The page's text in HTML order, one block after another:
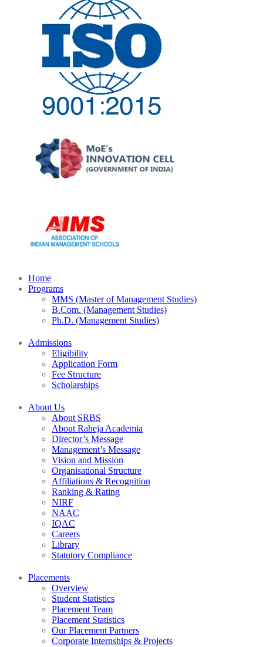
Home
Programs
MMS (Master of Management Studies)
B.Com. (Management Studies)
Ph.D. (Management Studies)
Admissions
Eligibility
Application Form
Fee Structure
Scholarships
About Us
About SRBS
About Raheja Academia
Director’s Message
Management’s Message
Vision and Mission
Organisational Structure
Affiliations & Recognition
Ranking & Rating
NIRF
NAAC
IQAC
Careers
Library
Statutory Compliance
Placements
Overview
Student Statistics
Placement Team
Placement Statistics
Our Placement Partners
Corporate Internships & Projects